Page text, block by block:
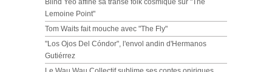
Blind Yeo affine sa transe folk cosmique sur "The
Lemoine Point"
Tom Waits fait mouche avec "The Fly"
"Los Ojos Del Cóndor", l'envol andin d'Hermanos
Gutiérrez